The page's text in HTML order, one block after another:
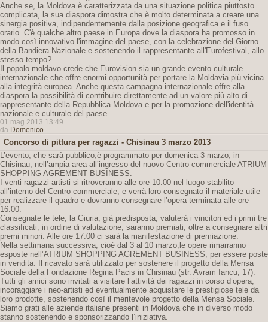
Anche se, la Moldova è caratterizzata da una situazione politica piuttosto
complicata, la sua diaspora dimostra che è molto determinata a creare una
sinergia positiva, indipendentemente dalla posizione geografica e il fuso
orario. C'è qualche altro paese in Europa dove la diaspora ha promosso in
modo così innovativo l'immagine del paese, con la celebrazione del Giorno
della Bandiera Nazionale e sostenendo il rappresentante all'Eurofestival, allo
stesso tempo?
Il popolo moldavo crede che Eurovision sia un grande evento culturale
internazionale che offre enormi opportunità per portare la Moldavia più vicina
alla integrità europea. Anche questa campagna internazionale offre alla
diaspora la possibilità di contribuire direttamente ad un valore più alto di
rappresentante della Repubblica Moldova e per la promozione dell'identità
nazionale e culturale del paese.
01 mag 2013 13:49
da Domenico
Concorso di pittura per ragazzi - Chisinau 3 marzo 2013
L’evento, che sarà pubblico,è programmato per domenica 3 marzo, in
Chisinau, nell’ampia area all’ingresso del nuovo Centro commerciale ATRIUM
SHOPPING AGREMENT BUSINESS.
I venti ragazzi-artisti si ritroveranno alle ore 10.00 nel luogo stabilito
all’interno del Centro commerciale, e verrà loro consegnato il materiale utile
per realizzare il quadro e dovranno consegnare l’opera terminata alle ore
16.00.
Consegnate le tele, la Giuria, già predisposta, valuterà i vincitori ed i primi tre
classificati, in ordine di valutazione, saranno premiati, oltre a consegnare altri
premi minori. Alle ore 17.00 ci sarà la manifestazione di premiazione.
Nella settimana successiva, cioé dal 3 al 10 marzo,le opere rimarranno
esposte nell’ATRIUM SHOPPING AGREMENT BUSINESS, per essere poste
in vendita. Il ricavato sarà utilizzato per sostenere il progetto della Mensa
Sociale della Fondazione Regina Pacis in Chisinau (str. Avram Iancu, 17).
Tutti gli amici sono invitati a visitare l’attività dei ragazzi in corso d’opera,
incoraggiare i neo-artisti ed eventualmente acquistare le prestigiose tele da
loro prodotte, sostenendo così il meritevole progetto della Mensa Sociale.
Siamo grati alle aziende italiane presenti in Moldova che in diverso modo
stanno sostenendo e sponsorizzando l’iniziativa.